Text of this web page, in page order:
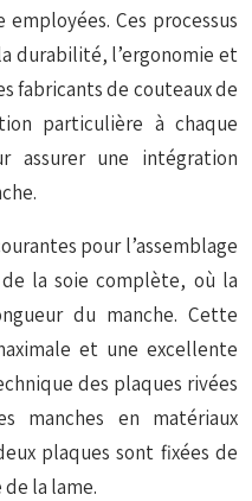
Ces processus
durabilité, l’ergonomie et
fabricants de couteaux de
particulière à chaque
assurer une intégration
pour l’assemblage
la soie complète, où la
du manche. Cette
et une excellente
des plaques rivées
manches en matériaux
plaques sont fixées de
la lame.